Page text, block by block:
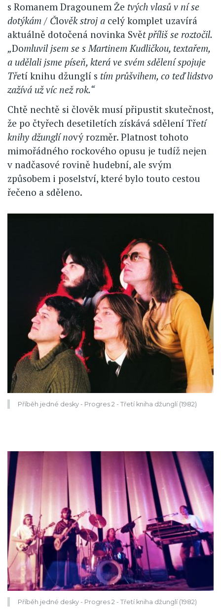
s Romanem Dragounem Že tvých vlasů v ní se
dotýkám / Člověk stroj a celý komplet uzavírá
aktuálně dotočená novinka Svět příliš se roztočil.
„Domluvil jsem se s Martinem Kudličkou, textařem,
a udělali jsme píseň, která ve svém sdělení spojuje
Třetí knihu džunglí s tím průšvihem, co teď lidstvo
zažívá už víc než rok.“
Chtě nechtě si člověk musí připustit skutečnost,
že po čtyřech desetiletích získává sdělení Třetí
knihy džunglí nový rozměr. Platnost tohoto
mimořádného rockového opusu je tudíž nejen
v nadčasové rovině hudební, ale svým
způsobem i poselství, které bylo touto cestou
řečeno a sděleno.
Příběh jedné desky - Progres 2 - Třetí kniha džunglí (1982)
Příběh jedné desky - Progres 2 - Třetí kniha džunglí (1982)